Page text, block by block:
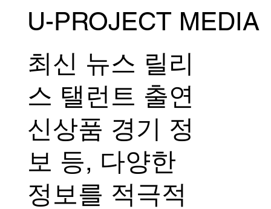
U-PROJECT MEDIA
최신 뉴스 릴리
스 탤런트 출연
신상품 경기 정
보 등, 다양한
정보를 적극적